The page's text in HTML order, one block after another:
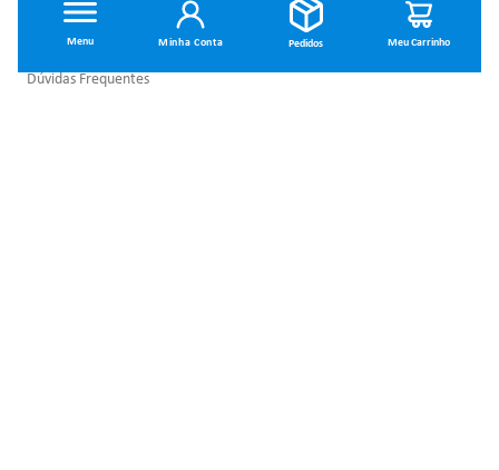
Minha Conta
INSTITUCIONAL
Dúvidas Frequentes